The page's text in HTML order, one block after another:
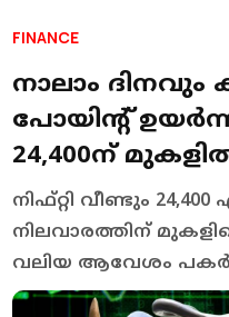
FINANCE
നാലാം ദിനവും
പോയിന്റ്
24,400ന്
നിഫ്റ്റി വീണ്ടും
നിലവാരത്തിന്
വലിയ ആവേശം